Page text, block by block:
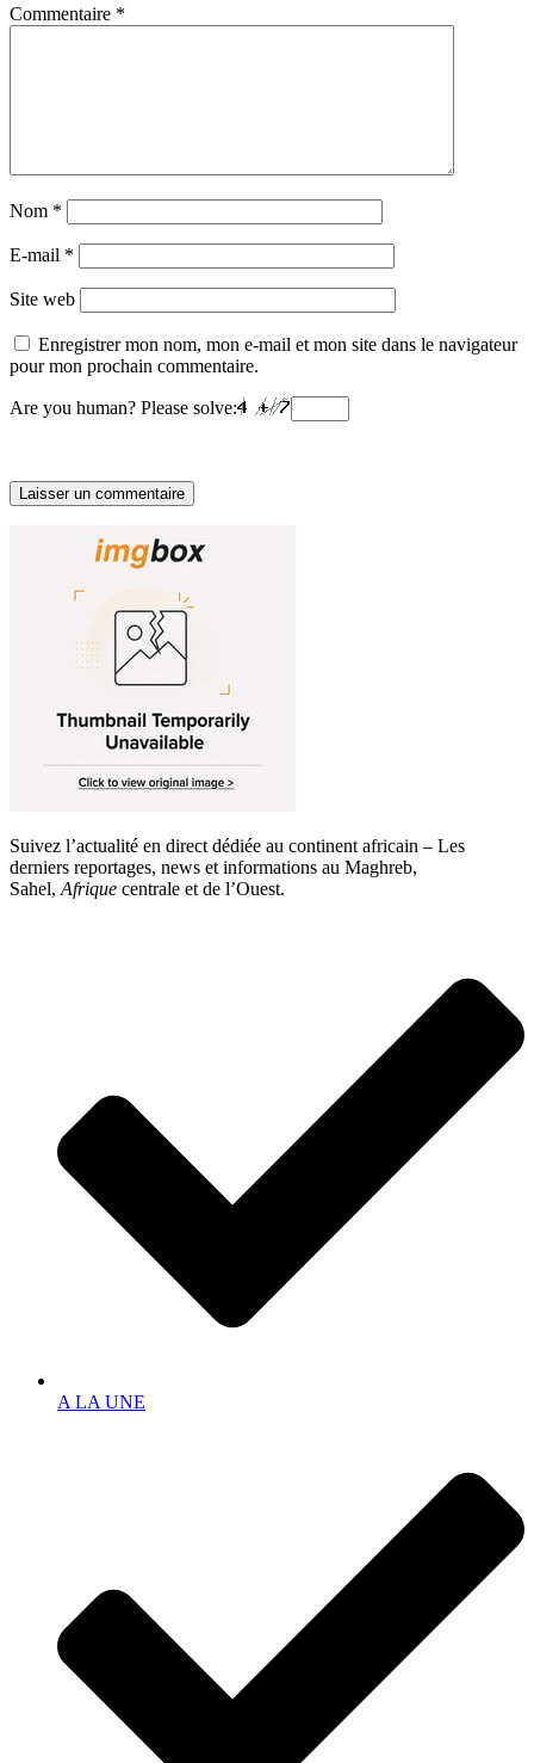
Commentaire *
Nom *
E-mail *
Site web
Enregistrer mon nom, mon e-mail et mon site dans le navigateur
pour mon prochain commentaire.
Are you human? Please solve:
Suivez l’actualité en direct dédiée au continent africain – Les
derniers reportages, news et informations au Maghreb,
Sahel, Afrique centrale et de l’Ouest.
A LA UNE